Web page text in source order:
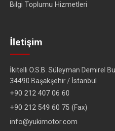
Bilgi Toplumu Hizmetleri
İletişim
İkitelli O.S.B. Süleyman Demirel
34490 Başakşehir / İstanbul
+90 212 407 06 60
+90 212 549 60 75 (Fax)
info@yukimotor.com